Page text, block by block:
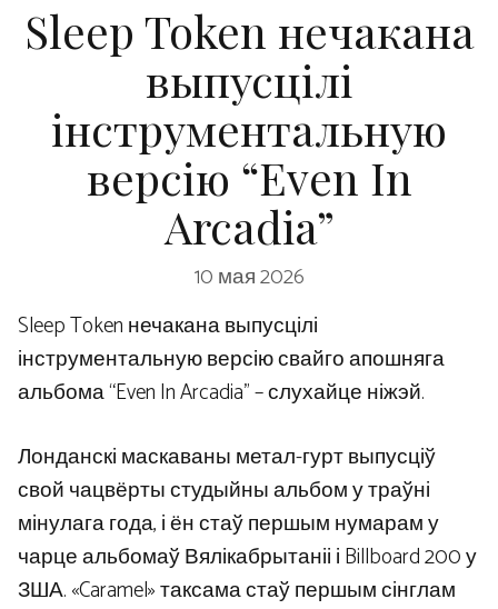
Sleep Token нечакана
выпусцілі
інструментальную
версію “Even In
Arcadia”
10 мая 2026
Sleep Token нечакана выпусцілі
інструментальную версію свайго апошняга
альбома “Even In Arcadia” – слухайце ніжэй.
Лонданскі маскаваны метал-гурт выпусціў
свой чацвёрты студыйны альбом у траўні
мінулага года, і ён стаў першым нумарам у
чарце альбомаў Вялікабрытаніі і Billboard 200 у
ЗША. «Caramel» таксама стаў першым сінглам